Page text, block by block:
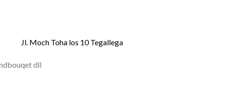
Jl. Moch Toha los 10 Tegallega
dll